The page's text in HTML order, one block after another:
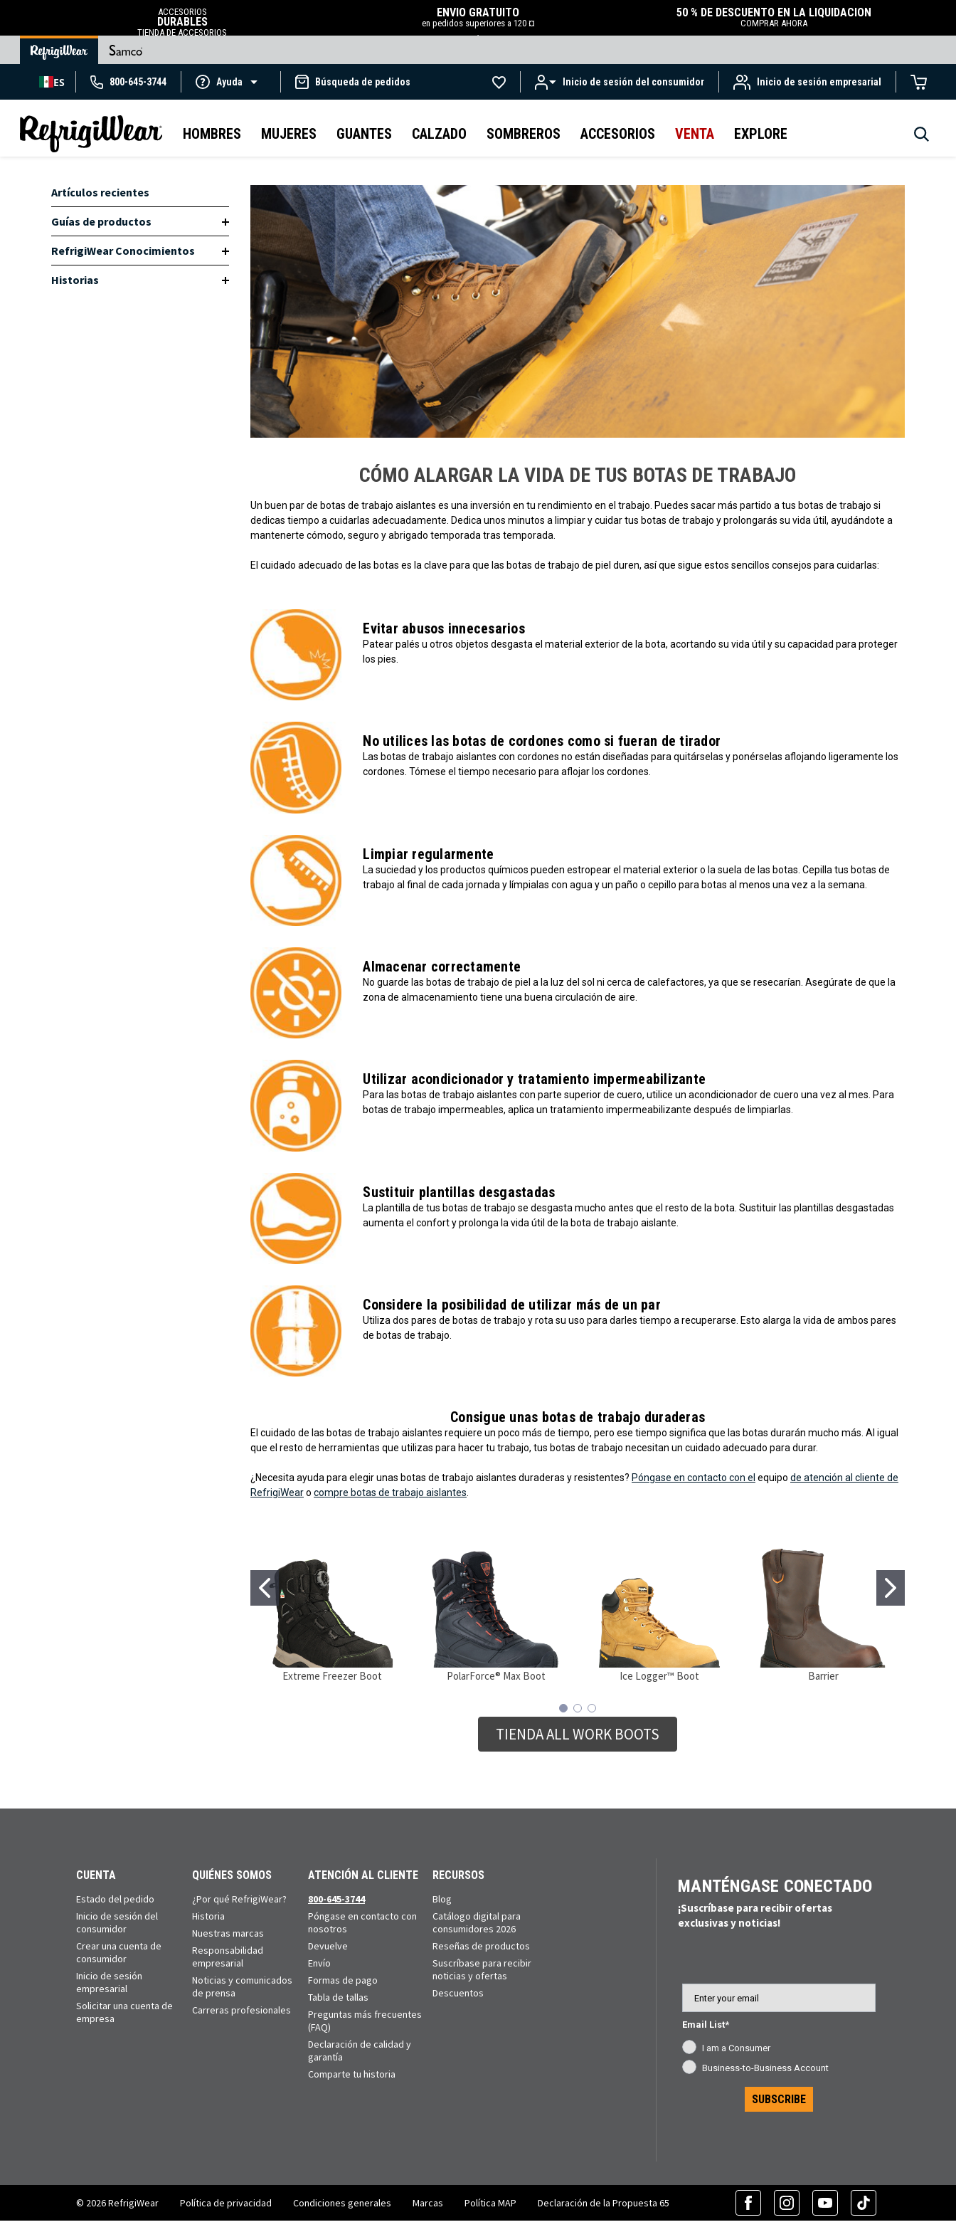
ACCESORIOS
DURABLES
TIENDA DE ACCESORIOS
ENVÍO GRATUITO
en pedidos superiores a 120 ¤
.
50 % DE DESCUENTO EN LA LIQUIDACIÓN
COMPRAR AHORA
ES 800-645-3744 Ayuda Búsqueda de pedidos Inicio de sesión del consumidor Inicio de sesión empresarial
HOMBRES MUJERES GUANTES CALZADO SOMBREROS ACCESORIOS VENTA EXPLORE
Artículos recientes
Guías de productos
RefrigiWear Conocimientos
Historias
CÓMO ALARGAR LA VIDA DE TUS BOTAS DE TRABAJO
Un buen par de botas de trabajo aislantes es una inversión en tu rendimiento en el trabajo. Puedes sacar más partido a tus botas de trabajo si
dedicas tiempo a cuidarlas adecuadamente. Dedica unos minutos a limpiar y cuidar tus botas de trabajo y prolongarás su vida útil, ayudándote a
mantenerte cómodo, seguro y abrigado temporada tras temporada.
El cuidado adecuado de las botas es la clave para que las botas de trabajo de piel duren, así que sigue estos sencillos consejos para cuidarlas:
Evitar abusos innecesarios
Patear palés u otros objetos desgasta el material exterior de la bota, acortando su vida útil y su capacidad para proteger
los pies.
No utilices las botas de cordones como si fueran de tirador
Las botas de trabajo aislantes con cordones no están diseñadas para quitárselas y ponérselas aflojando ligeramente los
cordones. Tómese el tiempo necesario para aflojar los cordones.
Limpiar regularmente
La suciedad y los productos químicos pueden estropear el material exterior o la suela de las botas. Cepilla tus botas de
trabajo al final de cada jornada y límpialas con agua y un paño o cepillo para botas al menos una vez a la semana.
Almacenar correctamente
No guarde las botas de trabajo de piel a la luz del sol ni cerca de calefactores, ya que se resecarían. Asegúrate de que la
zona de almacenamiento tiene una buena circulación de aire.
Utilizar acondicionador y tratamiento impermeabilizante
Para las botas de trabajo aislantes con parte superior de cuero, utilice un acondicionador de cuero una vez al mes. Para
botas de trabajo impermeables, aplica un tratamiento impermeabilizante después de limpiarlas.
Sustituir plantillas desgastadas
La plantilla de tus botas de trabajo se desgasta mucho antes que el resto de la bota. Sustituir las plantillas desgastadas
aumenta el confort y prolonga la vida útil de la bota de trabajo aislante.
Considere la posibilidad de utilizar más de un par
Utiliza dos pares de botas de trabajo y rota su uso para darles tiempo a recuperarse. Esto alarga la vida de ambos pares
de botas de trabajo.
Consigue unas botas de trabajo duraderas
El cuidado de las botas de trabajo aislantes requiere un poco más de tiempo, pero ese tiempo significa que las botas durarán mucho más. Al igual
que el resto de herramientas que utilizas para hacer tu trabajo, tus botas de trabajo necesitan un cuidado adecuado para durar.
¿Necesita ayuda para elegir unas botas de trabajo aislantes duraderas y resistentes? Póngase en contacto con el equipo de atención al cliente de
RefrigiWearo compre botas de trabajo aislantes.
Extreme Freezer Boot PolarForce® Max Boot Ice Logger™ Boot Barrier
TIENDA ALL WORK BOOTS
CUENTA
Estado del pedido
Inicio de sesión del
consumidor
Crear una cuenta de
consumidor
Inicio de sesión
empresarial
Solicitar una cuenta de
empresa
QUIÉNES SOMOS
¿Por qué RefrigiWear?
Historia
Nuestras marcas
Responsabilidad
empresarial
Noticias y comunicados
de prensa
Carreras profesionales
ATENCIÓN AL CLIENTE
800-645-3744
Póngase en contacto con
nosotros
Devuelve
Envío
Formas de pago
Tabla de tallas
Preguntas más frecuentes
(FAQ)
Declaración de calidad y
garantía
Comparte tu historia
RECURSOS
Blog
Catálogo digital para
consumidores 2026
Reseñas de productos
Suscríbase para recibir
noticias y ofertas
Descuentos
MANTÉNGASE CONECTADO
¡Suscríbase para recibir ofertas
exclusivas y noticias!
Email List*
I am a Consumer
Business-to-Business Account
SUBSCRIBE
© 2026 RefrigiWear Política de privacidad Condiciones generales Marcas Política MAP Declaración de la Propuesta 65